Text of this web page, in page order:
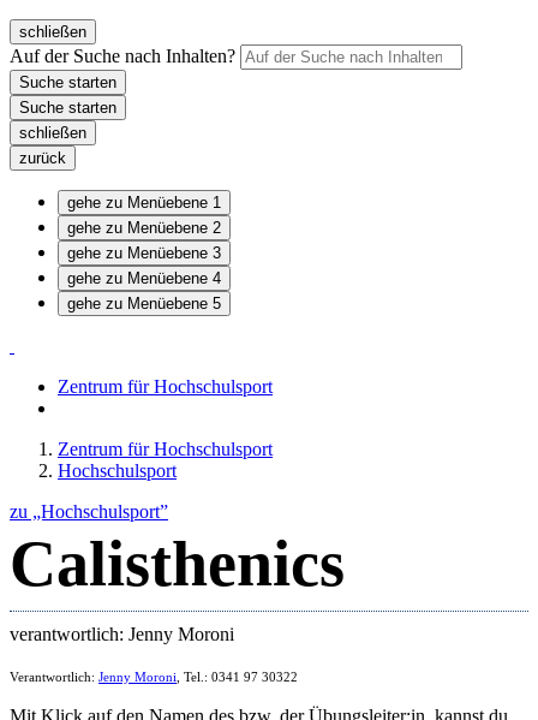
schließen
Auf der Suche nach Inhalten?
schließen
zurück
gehe zu Menüebene 1
gehe zu Menüebene 2
gehe zu Menüebene 3
gehe zu Menüebene 4
gehe zu Menüebene 5
Zentrum für Hochschulsport
Zentrum für Hochschulsport
Hochschulsport
zu „Hochschulsport”
Calisthenics
verantwortlich: Jenny Moroni
Verantwortlich: Jenny Moroni , Tel.: 0341 97 30322
Mit Klick auf den Namen des bzw. der Übungsleiter:in, kannst du